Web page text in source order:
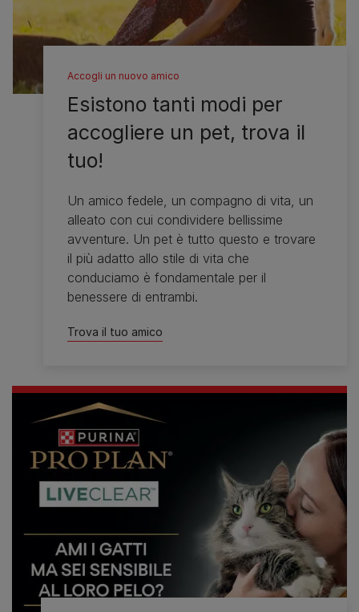
Accogli un nuovo amico
Esistono tanti modi per
accogliere un pet, trova il
tuo!
Un amico fedele, un compagno di vita, un
alleato con cui condividere bellissime
avventure. Un pet è tutto questo e trovare
il più adatto allo stile di vita che
conduciamo è fondamentale per il
benessere di entrambi.
Trova il tuo amico